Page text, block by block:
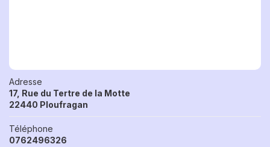
Adresse
17, Rue du Tertre de la Motte
22440 Ploufragan
Téléphone
0762496326